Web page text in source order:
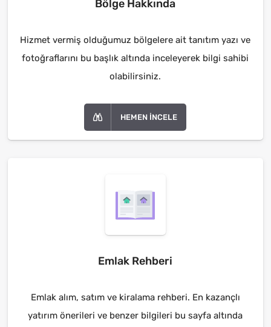
Bölge Hakkında
Hizmet vermiş olduğumuz bölgelere ait tanıtım yazı ve
fotoğraflarını bu başlık altında inceleyerek bilgi sahibi
olabilirsiniz.
HEMEN İNCELE
Emlak Rehberi
Emlak alım, satım ve kiralama rehberi. En kazançlı
yatırım önerileri ve benzer bilgileri bu sayfa altında